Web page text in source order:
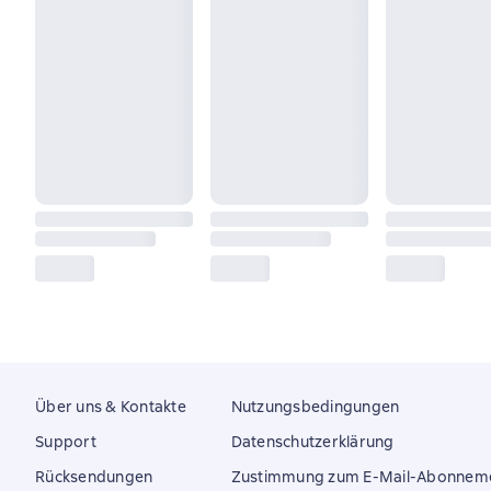
Über uns & Kontakte
Support
Rücksendungen
Nutzungsbedingungen
Datenschutzerklärung
Zustimmung zum E-Mail-